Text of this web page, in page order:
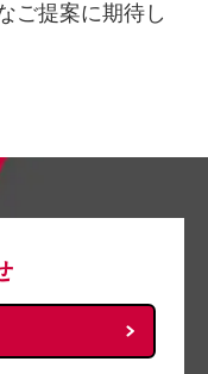
ご提案に期待し